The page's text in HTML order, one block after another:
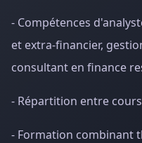
- Compétences
et extra-financier,
consultant en finance
- Répartition entre
- Formation combinant